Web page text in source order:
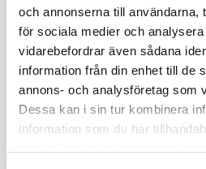
och annonserna till användarna,
för sociala medier och
vidarebefordrar även sådana
information från din enhet till de
annons- och analysföretag som
Dessa kan i sin tur kombinera
information som du har
Boka städning
Kontakta oss idag